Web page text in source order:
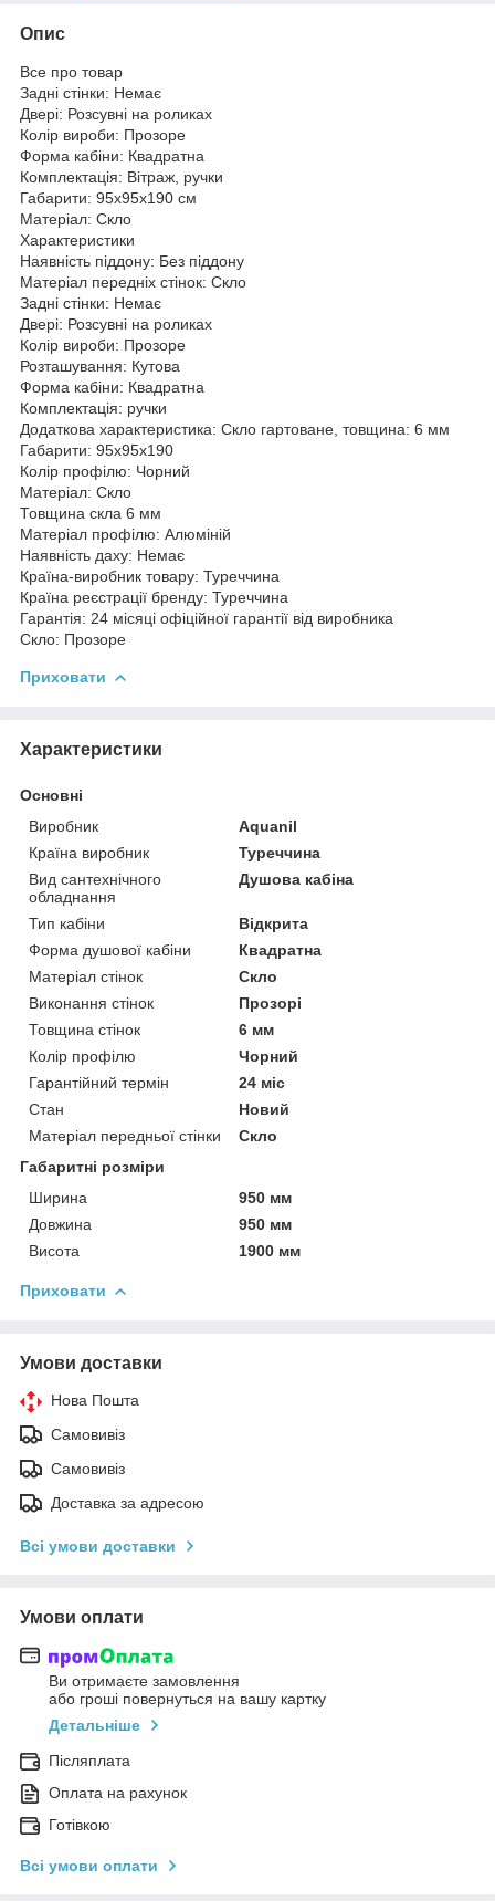
Опис
Все про товар
Задні стінки: Немає
Двері: Розсувні на роликах
Колір вироби: Прозоре
Форма кабіни: Квадратна
Комплектація: Вітраж, ручки
Габарити: 95х95х190 см
Матеріал: Скло
Характеристики
Наявність піддону: Без піддону
Матеріал передніх стінок: Скло
Задні стінки: Немає
Двері: Розсувні на роликах
Колір вироби: Прозоре
Розташування: Кутова
Форма кабіни: Квадратна
Комплектація: ручки
Додаткова характеристика: Скло гартоване, товщина: 6 мм
Габарити: 95х95х190
Колір профілю: Чорний
Матеріал: Скло
Товщина скла 6 мм
Матеріал профілю: Алюміній
Наявність даху: Немає
Країна-виробник товару: Туреччина
Країна реєстрації бренду: Туреччина
Гарантія: 24 місяці офіційної гарантії від виробника
Скло: Прозоре
Приховати
Характеристики
Основні
Виробник
Aquanil
Країна виробник
Туреччина
Вид сантехнічного
обладнання
Душова кабіна
Тип кабіни
Відкрита
Форма душової кабіни
Квадратна
Матеріал стінок
Скло
Виконання стінок
Прозорі
Товщина стінок
6 мм
Колір профілю
Чорний
Гарантійний термін
24 міс
Стан
Новий
Матеріал передньої стінки
Скло
Габаритні розміри
Ширина
950 мм
Довжина
950 мм
Висота
1900 мм
Приховати
Умови доставки
Нова Пошта
Самовивіз
Самовивіз
Доставка за адресою
Всі умови доставки
Умови оплати
Ви отримаєте замовлення
або гроші повернуться на вашу картку
Детальніше
Післяплата
Оплата на рахунок
Готівкою
Всі умови оплати